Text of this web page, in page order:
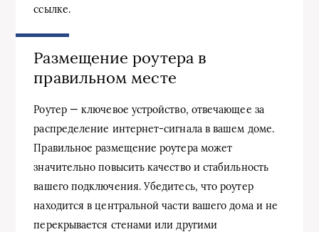
ссылке.
Размещение роутера в
правильном месте
Роутер — ключевое устройство, отвечающее за
распределение интернет-сигнала в вашем доме.
Правильное размещение роутера может
значительно повысить качество и стабильность
вашего подключения. Убедитесь, что роутер
находится в центральной части вашего дома и не
перекрывается стенами или другими